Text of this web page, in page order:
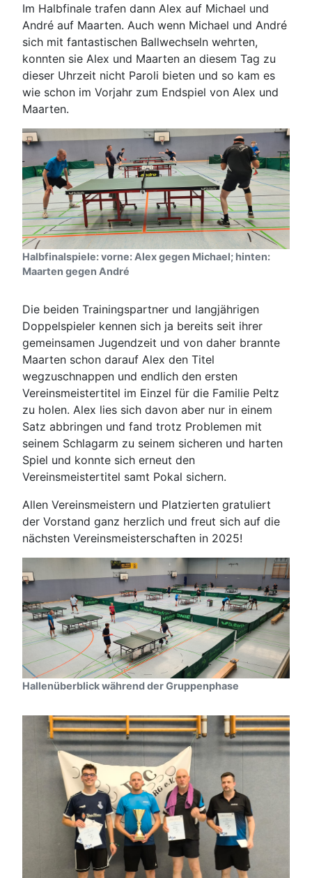
Im Halbfinale trafen dann Alex auf Michael und
André auf Maarten. Auch wenn Michael und André
sich mit fantastischen Ballwechseln wehrten,
konnten sie Alex und Maarten an diesem Tag zu
dieser Uhrzeit nicht Paroli bieten und so kam es
wie schon im Vorjahr zum Endspiel von Alex und
Maarten.
Halbfinalspiele: vorne: Alex gegen Michael; hinten:
Maarten gegen André
Die beiden Trainingspartner und langjährigen
Doppelspieler kennen sich ja bereits seit ihrer
gemeinsamen Jugendzeit und von daher brannte
Maarten schon darauf Alex den Titel
wegzuschnappen und endlich den ersten
Vereinsmeistertitel im Einzel für die Familie Peltz
zu holen. Alex lies sich davon aber nur in einem
Satz abbringen und fand trotz Problemen mit
seinem Schlagarm zu seinem sicheren und harten
Spiel und konnte sich erneut den
Vereinsmeistertitel samt Pokal sichern.
Allen Vereinsmeistern und Platzierten gratuliert
der Vorstand ganz herzlich und freut sich auf die
nächsten Vereinsmeisterschaften in 2025!
Hallenüberblick während der Gruppenphase